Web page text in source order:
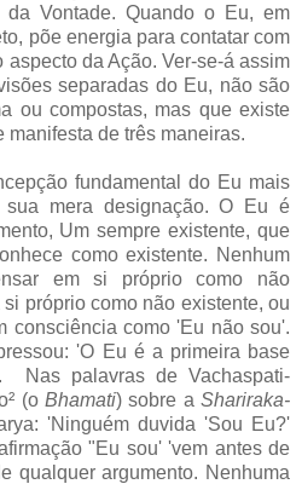
Vontade. Quando o Eu, em
põe energia para contatar com
da Ação. Ver-se-á assim
separadas do Eu, não são
ou compostas, mas que existe
manifesta de três maneiras.
fundamental do Eu mais
mera designação. O Eu é
Um sempre existente, que
como existente. Nenhum
em si próprio como não
próprio como não existente, ou
consciência como 'Eu não sou'.
'O Eu é a primeira base
Nas palavras de Vachaspati-
(o Bhamati) sobre a Shariraka-
'Ninguém duvida 'Sou Eu?'
"Eu sou' 'vem antes de
qualquer argumento. Nenhuma